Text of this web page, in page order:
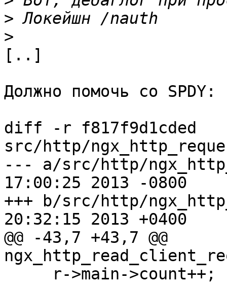
>
>
[..]
Должно помочь со SPDY:
diff -r f817f9d1cded
src/http/
--- a/src/http/
17:00:25 2013 -0800
+++ b/src/http/
20:32:15 2013 +0400
@@ -43,7 +43,7 @@